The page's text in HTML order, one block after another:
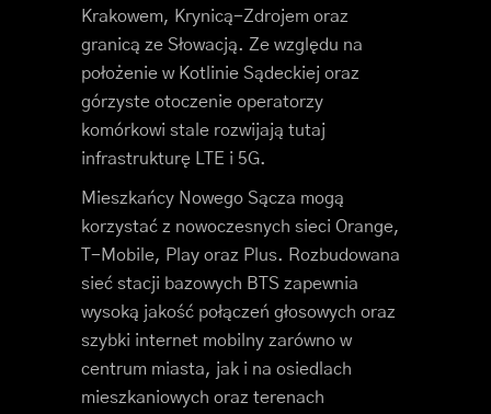
Krakowem, Krynicą-Zdrojem oraz
granicą ze Słowacją. Ze względu na
położenie w Kotlinie Sądeckiej oraz
górzyste otoczenie operatorzy
komórkowi stale rozwijają tutaj
infrastrukturę LTE i 5G.
Mieszkańcy Nowego Sącza mogą
korzystać z nowoczesnych sieci Orange,
T-Mobile, Play oraz Plus. Rozbudowana
sieć stacji bazowych BTS zapewnia
wysoką jakość połączeń głosowych oraz
szybki internet mobilny zarówno w
centrum miasta, jak i na osiedlach
mieszkaniowych oraz terenach